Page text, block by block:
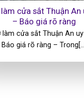
cửa sắt Thuận An
– Báo giá rõ ràng
làm cửa sắt Thuận An
Báo giá rõ ràng –